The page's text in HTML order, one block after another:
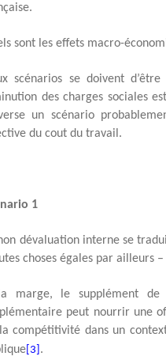
sont les effets macro-
scénarios se doivent
des charges sociales
un scénario
du cout du travail.
1
dévaluation interne se
choses égales par ailleurs
marge, le supplément de
peut nourrir une
compétitivité dans un
[3] .